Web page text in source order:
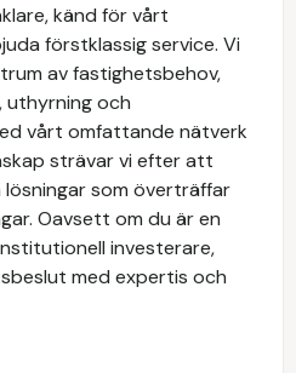
känd för vårt
förstklassig service. Vi
av fastighetsbehov,
uthyrning och
vårt omfattande nätverk
strävar vi efter att
som överträffar
Oavsett om du är en
investerare,
med expertis och